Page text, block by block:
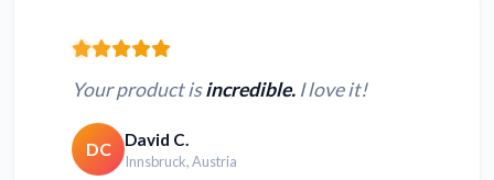
Your product isincredible. I love it!
DC David C.
Innsbruck, Austria